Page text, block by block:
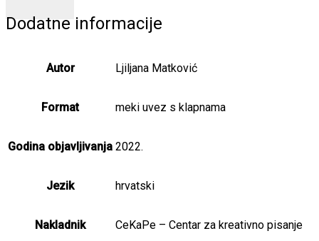
Dodatne informacije
Autor Ljiljana Matković
Format meki uvez s klapnama
Godina objavljivanja 2022.
Jezik hrvatski
Nakladnik CeKaPe – Centar za kreativno pisanje